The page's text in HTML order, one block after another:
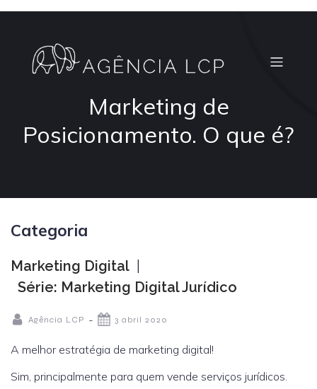
Marketing de
Posicionamento. O que é?
Categoria
Marketing Digital
Série: Marketing Digital Jurídico
Agência LCP - 3 abril 2020
A melhor estratégia de marketing digital!
Sim, principalmente para quem vende serviços jurídicos.